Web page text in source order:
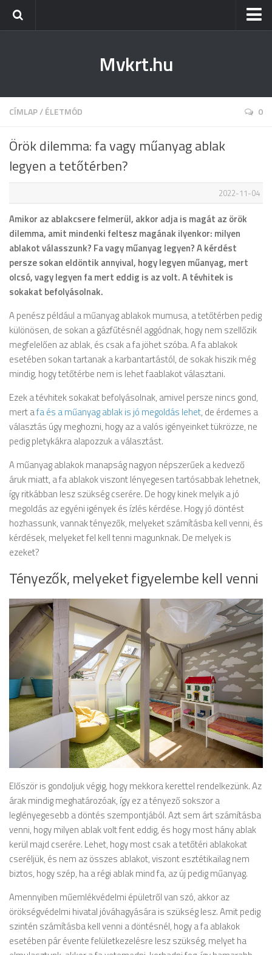
Tiszaújváros
Kazincbarcika
Belföld
Mvkrt.hu
CÍMLAP/ÉLETMÓD 0
Örök dilemma: fa vagy műanyag ablak
legyen a tetőtérben?
2022-11-04
Amikor az ablakcsere felmerül, akkor adja is magát az örök
dilemma, amit mindenki feltesz magának ilyenkor: milyen
ablakot válasszunk? Fa vagy műanyag legyen? A kérdést
persze sokan eldöntik annyival, hogy legyen műanyag, mert
olcsó, vagy legyen fa mert eddig is az volt. A tévhitek is
sokakat befolyásolnak.
A penész például a műanyag ablakok mumusa, a tetőtérben pedig
különösen, de sokan a gázfűtésnél aggódnak, hogy nem szellőzik
megfelelően az ablak, és csak a fa jöhet szóba. A fa ablakok
esetében sokan tartanak a karbantartástól, de sokak hiszik még
mindig, hogy tetőtérbe nem is lehet faablakot választani.
Ezek a tévhitek sokakat befolyásolnak, amivel persze nincs gond,
mert afa és a műanyag ablak is jó megoldás lehet, de érdemes a
választás úgy meghozni, hogy az a valós igényeinket tükrözze, ne
pedig pletykákra alapozzuk a választást.
A műanyag ablakok manapság nagyon népszerűek a kedvező
áruk miatt, a fa ablakok viszont lényegesen tartósabbak lehetnek,
így ritkábban lesz szükség cserére. De hogy kinek melyik a jó
megoldás az egyéni igények és ízlés kérdése. Hogy jó döntést
hozhassunk, vannak tényezők, melyeket számításba kell venni, és
kérdések, melyeket fel kell tenni magunknak. De melyek is
ezeket?
Tényezők, melyeket figyelembe kell venni
Először is gondoljuk végig, hogy mekkora kerettel rendelkezünk. Az
árak mindig meghatározóak, így ez a tényező sokszor a
leglényegesebb a döntés szempontjából. Azt sem árt számításba
venni, hogy milyen ablak volt fent eddig, és hogy most hány ablak
kerül majd cserére. Lehet, hogy most csak a tetőtéri ablakokat
cseréljük, és nem az összes ablakot, viszont esztétikailag nem
biztos, hogy szép, ha a régi ablak mind fa, az új pedig műanyag.
Amennyiben műemlékvédelmi épületről van szó, akkor az
örökségvédelmi hivatal jóváhagyására is szükség lesz. Amit pedig
szintén számításba kell venni a döntésnél, hogy a fa ablakok
esetében pár évente felületkezelésre lesz szükség, melyet ha